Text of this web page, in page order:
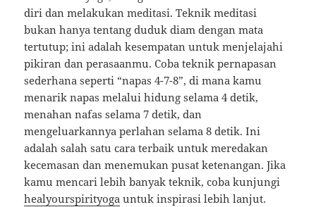
diri dan melakukan meditasi. Teknik meditasi
bukan hanya tentang duduk diam dengan mata
tertutup; ini adalah kesempatan untuk menjelajahi
pikiran dan perasaanmu. Coba teknik pernapasan
sederhana seperti “napas 4-7-8”, di mana kamu
menarik napas melalui hidung selama 4 detik,
menahan nafas selama 7 detik, dan
mengeluarkannya perlahan selama 8 detik. Ini
adalah salah satu cara terbaik untuk meredakan
kecemasan dan menemukan pusat ketenangan. Jika
kamu mencari lebih banyak teknik, coba kunjungi
healyourspirityoga untuk inspirasi lebih lanjut.